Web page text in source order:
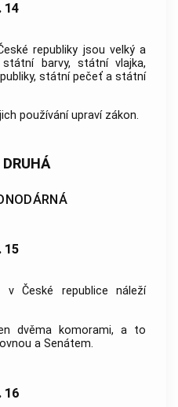
14
republiky jsou velký a
barvy, státní vlajka,
státní pečeť a státní
používání upraví zákon.
15
v České republice náleží
dvěma komorami, a to
a Senátem.
16